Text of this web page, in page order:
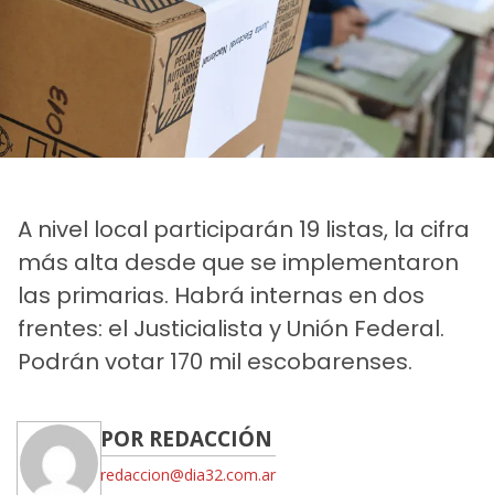
A nivel local participarán 19 listas, la cifra
más alta desde que se implementaron
las primarias. Habrá internas en dos
frentes: el Justicialista y Unión Federal.
Podrán votar 170 mil escobarenses.
POR REDACCIÓN
redaccion@dia32.com.ar